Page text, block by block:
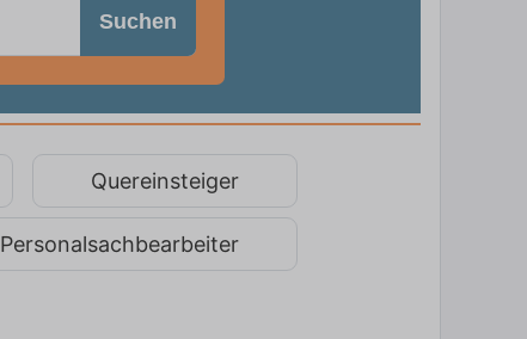
Suchen
Quereinsteiger
Personalsachbearbeiter